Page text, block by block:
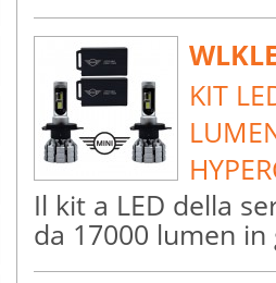
KIT
Il kit a LED della
da 17000 lumen